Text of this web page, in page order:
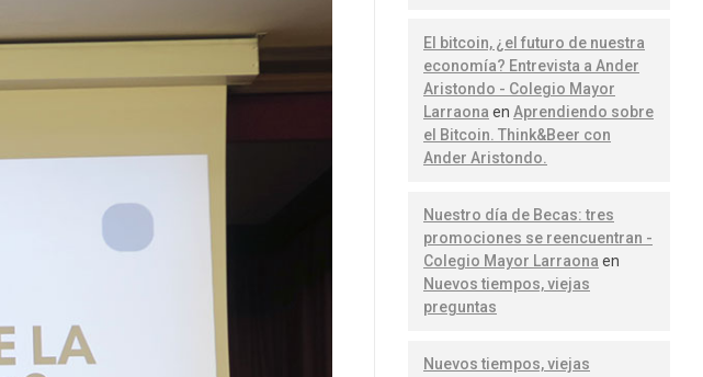
El bitcoin, ¿el futuro de nuestra
economía? Entrevista a Ander
Aristondo - Colegio Mayor
Larraona en Aprendiendo sobre
el Bitcoin. Think&Beer con
Ander Aristondo.
Nuestro día de Becas: tres
promociones se reencuentran -
Colegio Mayor Larraona en
Nuevos tiempos, viejas
preguntas
Nuevos tiempos, viejas